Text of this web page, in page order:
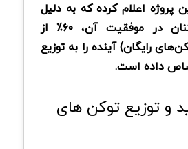
پروژه اعلام کرده که به دلیل
نقش مهم بازیکنان در موفقیت آن، ۶۰٪ از
رایگان) آینده را به توزیع
داده است.
و توزیع توکن های